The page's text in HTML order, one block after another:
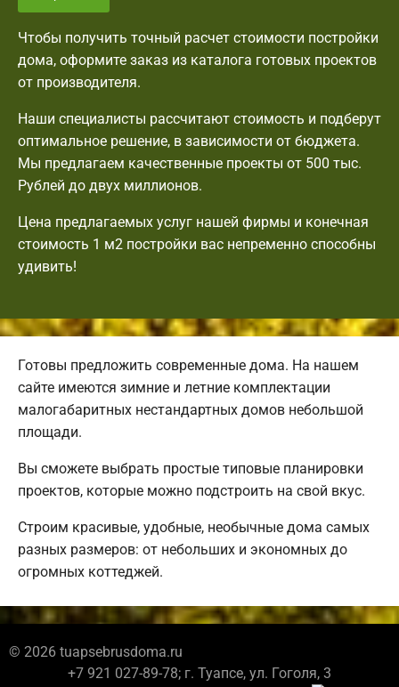
Чтобы получить точный расчет стоимости постройки
дома, оформите заказ из каталога готовых проектов
от производителя.
Наши специалисты рассчитают стоимость и подберут
оптимальное решение, в зависимости от бюджета.
Мы предлагаем качественные проекты от 500 тыс.
Рублей до двух миллионов.
Цена предлагаемых услуг нашей фирмы и конечная
стоимость 1 м2 постройки вас непременно способны
удивить!
Готовы предложить современные дома. На нашем
сайте имеются зимние и летние комплектации
малогабаритных нестандартных домов небольшой
площади.
Вы сможете выбрать простые типовые планировки
проектов, которые можно подстроить на свой вкус.
Строим красивые, удобные, необычные дома самых
разных размеров: от небольших и экономных до
огромных коттеджей.
© 2026 tuapsebrusdoma.ru
+7 921 027-89-78; г. Туапсе, ул. Гоголя, 3